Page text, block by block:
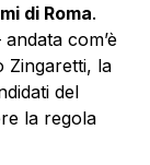
di Roma.
com’è
Zingaretti, la
del
la regola